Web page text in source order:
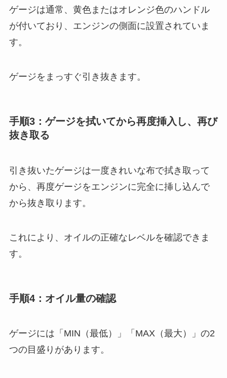
ゲージは通常、黄色またはオレンジ色のハンドル
が付いており、エンジンの側面に設置されていま
す。
ゲージをまっすぐ引き抜きます。
手順3：ゲージを拭いてから再度挿入し、再び
抜き取る
引き抜いたゲージは一度きれいな布で拭き取って
から、再度ゲージをエンジンに完全に挿し込んで
から抜き取ります。
これにより、オイルの正確なレベルを確認できま
す。
手順4：オイル量の確認
ゲージには「MIN（最低）」「MAX（最大）」の2
つの目盛りがあります。